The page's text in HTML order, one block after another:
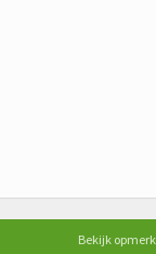
Bekijk